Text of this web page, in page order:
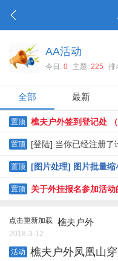
AA活动
今日: 0 主题: 225 排
全部 最新
置顶 樵夫户外签到登记处
置顶 [登陆] 当你已经注册了
置顶 [图片处理] 图片批量缩
置顶 关于外挂报名参加活动
点击重新加载 樵夫户外
2018-3-12
活动 樵夫户外凤凰山